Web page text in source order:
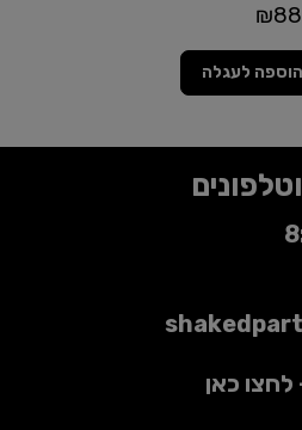
₪88
הוספה לעגלה
כאן